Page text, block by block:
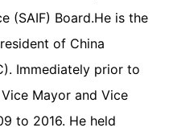
(SAIF) Board.He is the
of China
Immediately prior to
Mayor and Vice
to 2016. He held